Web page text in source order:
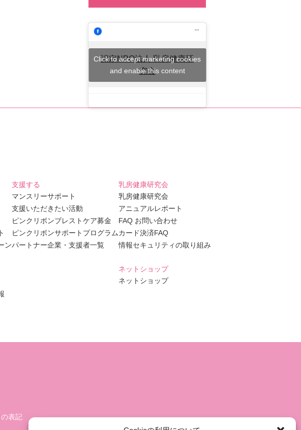
認定NPO法人 乳房健康研
究会
Click to accept marketing cookies
and enable this content
ン
支援する
マンスリーサポート
支援いただきたい活動
ピンクリボンブレストケア募金
ピンクリボンサポートプログラム
パートナー企業・支援者一覧
乳房健康研究会
乳房健康研究会
アニュアルレポート
FAQ お問い合わせ
カード決済FAQ
情報セキュリティの取り組み
ネットショップ
ネットショップ
表記